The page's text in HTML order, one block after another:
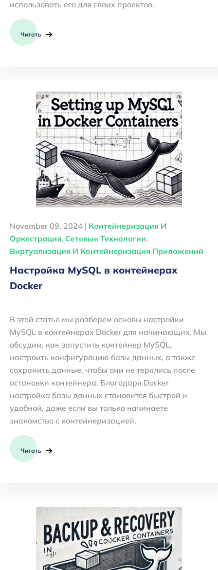
использовать его для своих проектов.
Читать
November 09, 2024 | Контейнеризация И
Оркестрация, Сетевые Технологии,
Виртуализация И Контейнеризация Приложений
Настройка MySQL в контейнерах
Docker
В этой статье мы разберем основы настройки
MySQL в контейнерах Docker для начинающих. Мы
обсудим, как запустить контейнер MySQL,
настроить конфигурацию базы данных, а также
сохранить данные, чтобы они не терялись после
остановки контейнера. Благодаря Docker
настройка базы данных становится быстрой и
удобной, даже если вы только начинаете
знакомство с контейнеризацией.
Читать